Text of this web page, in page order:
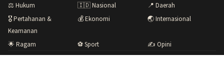
⚖️ Hukum 🇮🇩 Nasional
📍 Daerah
🎖️ Pertahanan &
Keamanan
💰 Ekonomi 🌏 Internasional
🌟 Ragam ⚽ Sport ✍️ Opini